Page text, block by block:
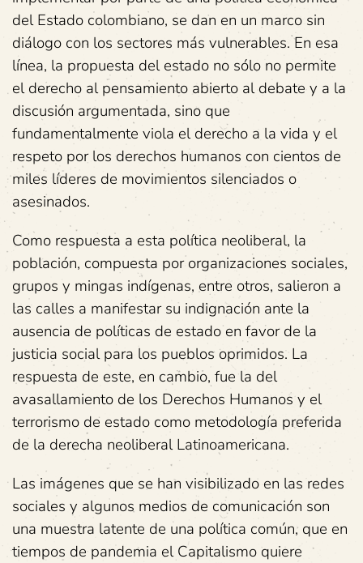
del Estado colombiano, se dan en un marco sin
diálogo con los sectores más vulnerables. En esa
línea, la propuesta del estado no sólo no permite
el derecho al pensamiento abierto al debate y a la
discusión argumentada, sino que
fundamentalmente viola el derecho a la vida y el
respeto por los derechos humanos con cientos de
miles líderes de movimientos silenciados o
asesinados.
Como respuesta a esta política neoliberal, la
población, compuesta por organizaciones sociales,
grupos y mingas indígenas, entre otros, salieron a
las calles a manifestar su indignación ante la
ausencia de políticas de estado en favor de la
justicia social para los pueblos oprimidos. La
respuesta de este, en cambio, fue la del
avasallamiento de los Derechos Humanos y el
terrorismo de estado como metodología preferida
de la derecha neoliberal Latinoamericana.
Las imágenes que se han visibilizado en las redes
sociales y algunos medios de comunicación son
una muestra latente de una política común, que en
tiempos de pandemia el Capitalismo quiere